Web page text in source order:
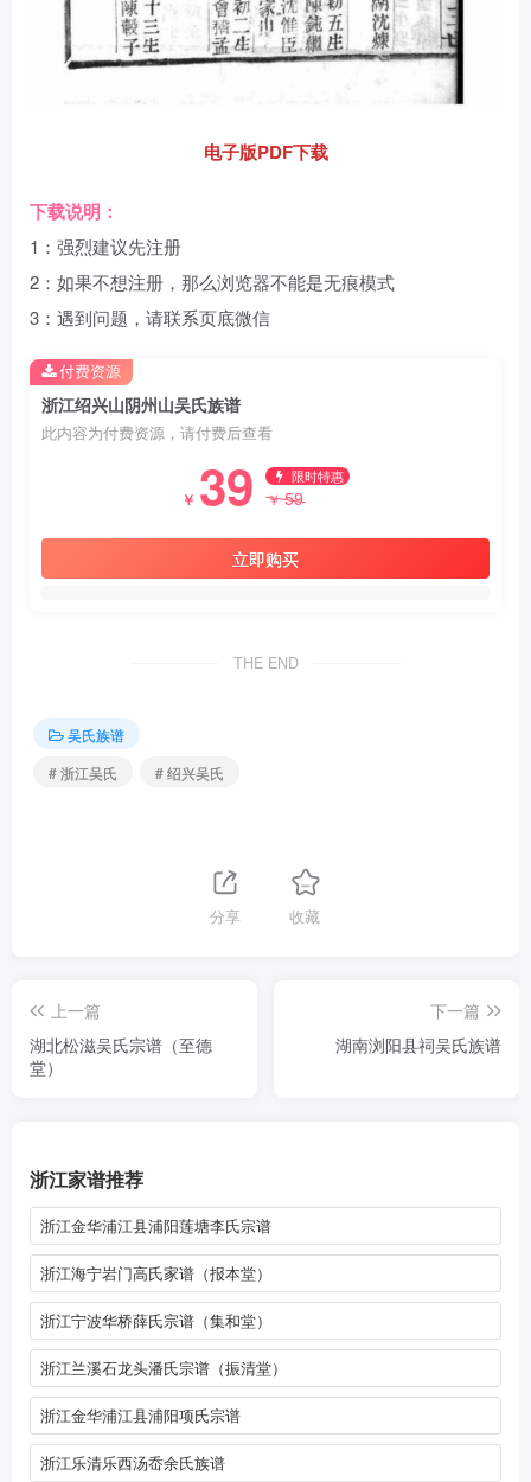
电子版PDF下载
下载说明：
1：强烈建议先注册
2：如果不想注册，那么浏览器不能是无痕模式
3：遇到问题，请联系页底微信
浙江绍兴山阴州山吴氏族谱
此内容为付费资源，请付费后查看
￥ 39 限时特惠
￥59
立即购买
付费资源
THE END
吴氏族谱
# 浙江吴氏
# 绍兴吴氏
分享 收藏
上一篇
湖北松滋吴氏宗谱（至德
堂）
下一篇
湖南浏阳县祠吴氏族谱
浙江家谱推荐
浙江金华浦江县浦阳莲塘李氏宗谱
浙江海宁岩门高氏家谱（报本堂）
浙江宁波华桥薛氏宗谱（集和堂）
浙江兰溪石龙头潘氏宗谱（振清堂）
浙江金华浦江县浦阳项氏宗谱
浙江乐清乐西汤岙余氏族谱